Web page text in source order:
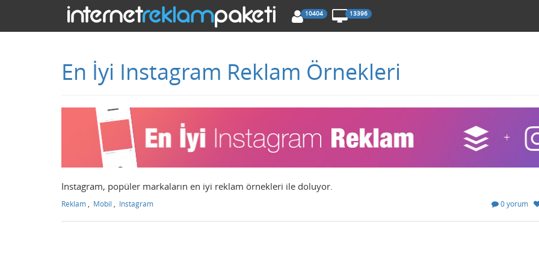
10404 13396
En İyi Instagram Reklam Örnekleri
Instagram, popüler markaların en iyi reklam örnekleri ile doluyor.
Reklam Mobil Instagram 0 yorum